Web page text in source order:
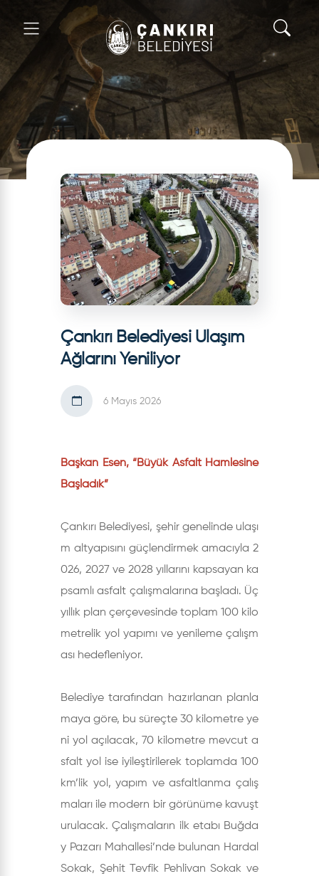
Çankırı Belediyesi Ulaşım
Ağlarını Yeniliyor
6 Mayıs 2026
Başkan Esen, “Büyük Asfalt Hamlesine
Başladık”
Çankırı Belediyesi, şehir genelinde ulaşı
m altyapısını güçlendirmek amacıyla 2
026, 2027 ve 2028 yıllarını kapsayan ka
psamlı asfalt çalışmalarına başladı. Üç
yıllık plan çerçevesinde toplam 100 kilo
metrelik yol yapımı ve yenileme çalışm
ası hedefleniyor.
Belediye tarafından hazırlanan planla
maya göre, bu süreçte 30 kilometre ye
ni yol açılacak, 70 kilometre mevcut a
sfalt yol ise iyileştirilerek toplamda 100
km’lik yol, yapım ve asfaltlanma çalış
maları ile modern bir görünüme kavuşt
urulacak. Çalışmaların ilk etabı Buğda
y Pazarı Mahallesi’nde bulunan Hardal
Sokak, Şehit Tevfik Pehlivan Sokak ve